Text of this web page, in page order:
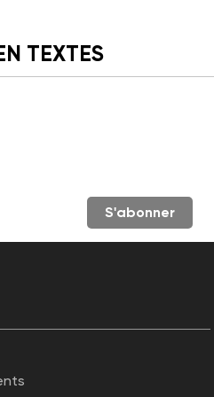
TEXTES
S'abonner